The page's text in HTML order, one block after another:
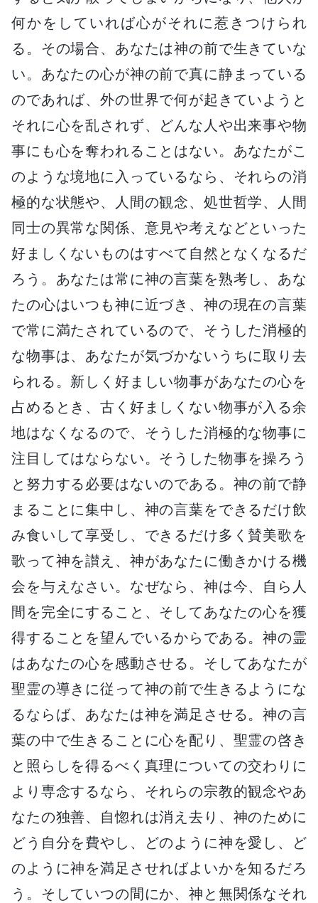
何かをしていれば心がそれに惹きつけられ
る。その場合、あなたは神の前で生きていな
い。あなたの心が神の前で真に静まっている
のであれば、外の世界で何が起きていようと
それに心を乱されず、どんな人や出来事や物
事にも心を奪われることはない。あなたがこ
のような境地に入っているなら、それらの消
極的な状態や、人間の観念、処世哲学、人間
同士の異常な関係、意見や考えなどといった
好ましくないものはすべて自然となくなるだ
ろう。あなたは常に神の言葉を熟考し、あな
たの心はいつも神に近づき、神の現在の言葉
で常に満たされているので、そうした消極的
な物事は、あなたが気づかないうちに取り去
られる。新しく好ましい物事があなたの心を
占めるとき、古く好ましくない物事が入る余
地はなくなるので、そうした消極的な物事に
注目してはならない。そうした物事を操ろう
と努力する必要はないのである。神の前で静
まることに集中し、神の言葉をできるだけ飲
み食いして享受し、できるだけ多く賛美歌を
歌って神を讃え、神があなたに働きかける機
会を与えなさい。なぜなら、神は今、自ら人
間を完全にすること、そしてあなたの心を獲
得することを望んでいるからである。神の霊
はあなたの心を感動させる。そしてあなたが
聖霊の導きに従って神の前で生きるようにな
るならば、あなたは神を満足させる。神の言
葉の中で生きることに心を配り、聖霊の啓き
と照らしを得るべく真理についての交わりに
より専念するなら、それらの宗教的観念やあ
なたの独善、自惚れは消え去り、神のために
どう自分を費やし、どのように神を愛し、ど
のように神を満足させればよいかを知るだろ
う。そしていつの間にか、神と無関係なそれ